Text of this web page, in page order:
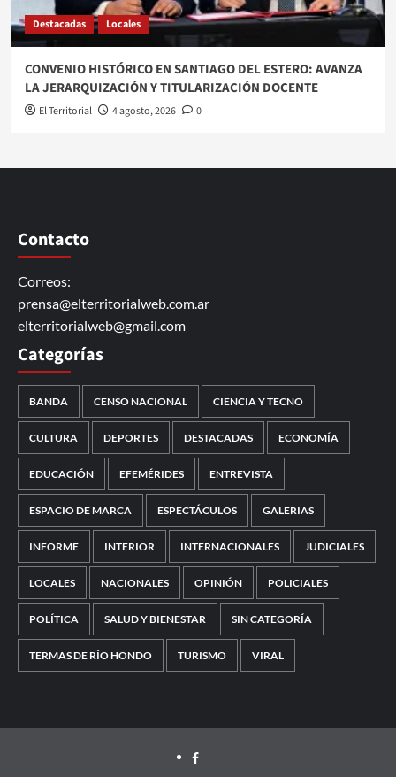
Destacadas Locales
CONVENIO HISTÓRICO EN SANTIAGO DEL ESTERO: AVANZA
LA JERARQUIZACIÓN Y TITULARIZACIÓN DOCENTE
El Territorial 4 agosto, 2026 0
Contacto
Correos:
prensa@elterritorialweb.com.ar
elterritorialweb@gmail.com
Categorías
BANDA CENSO NACIONAL CIENCIA Y TECNO
CULTURA DEPORTES DESTACADAS ECONOMÍA
EDUCACIÓN EFEMÉRIDES ENTREVISTA
ESPACIO DE MARCA ESPECTÁCULOS GALERIAS
INFORME INTERIOR INTERNACIONALES JUDICIALES
LOCALES NACIONALES OPINIÓN POLICIALES
POLÍTICA SALUD Y BIENESTAR SIN CATEGORÍA
TERMAS DE RÍO HONDO TURISMO VIRAL
Facebook